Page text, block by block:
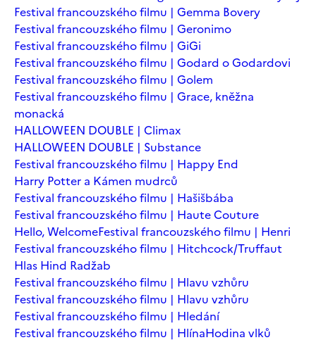
Festival francouzského filmu | Gemma Bovery
Festival francouzského filmu | Geronimo
Festival francouzského filmu | GiGi
Festival francouzského filmu | Godard o Godardovi
Festival francouzského filmu | Golem
Festival francouzského filmu | Grace, kněžna
monacká
HALLOWEEN DOUBLE | Climax
HALLOWEEN DOUBLE | Substance
Festival francouzského filmu | Happy End
Harry Potter a Kámen mudrců
Festival francouzského filmu | Hašišbába
Festival francouzského filmu | Haute Couture
Hello, WelcomeFestival francouzského filmu | Henri
Festival francouzského filmu | Hitchcock/Truffaut
Hlas Hind Radžab
Festival francouzského filmu | Hlavu vzhůru
Festival francouzského filmu | Hlavu vzhůru
Festival francouzského filmu | Hledání
Festival francouzského filmu | HlínaHodina vlků